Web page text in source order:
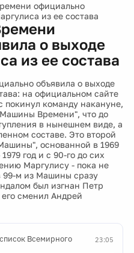
официально
из ее состава
о выходе
из ее состава
объявила о выходе
на официальном сайте
покинул команду накануне,
Времени", что до
в нынешнем виде, а
составе. Это второй
основанной в 1969
год и с 90-го до сих
Маргулису - пока не
99-м из Машины сразу
был изгнан Петр
сменил Андрей
23:05
Всемирного